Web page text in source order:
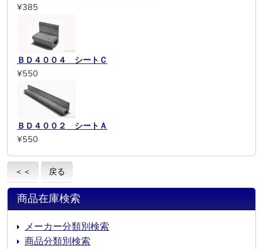
¥385
ＢＤ４００４ シートＣ
¥550
ＢＤ４００２ シートＡ
¥550
＜＜ 戻る
商品在庫検索
メーカー分類別検索
商品分類別検索